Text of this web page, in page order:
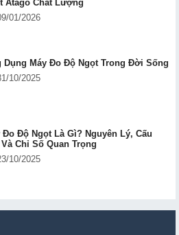
Atago Chất Lượng
01/2026
Dụng Máy Đo Độ Ngọt Trong Đời Sống
10/2025
Đo Độ Ngọt Là Gì? Nguyên Lý, Cấu
Chỉ Số Quan Trọng
10/2025